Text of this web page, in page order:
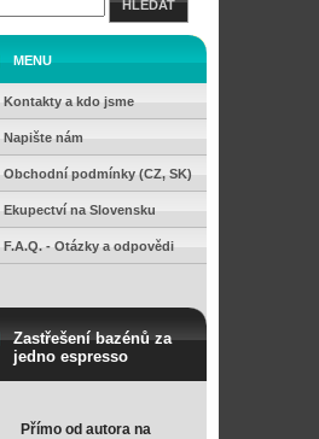
HLEDAT
MENU
Kontakty a kdo jsme
Napište nám
Obchodní podmínky (CZ, SK)
Ekupectví na Slovensku
F.A.Q. - Otázky a odpovědi
Zastřešení bazénů za
jedno espresso
Přímo od autora na